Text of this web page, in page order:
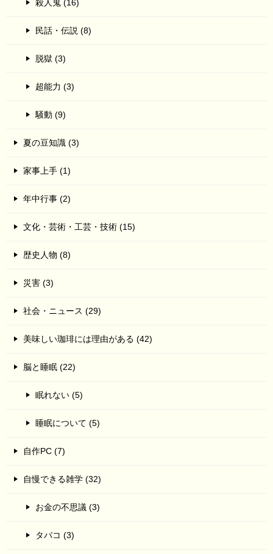
殺人鬼 (16)
民話・伝説 (8)
脱獄 (3)
超能力 (3)
騒動 (9)
夏の豆知識 (3)
家事上手 (1)
年中行事 (2)
文化・芸術・工芸・技術 (15)
歴史人物 (8)
災害 (3)
社会・ニュース (29)
美味しい珈琲には理由がある (42)
脳と睡眠 (22)
眠れない (5)
睡眠について (5)
自作PC (7)
自慢できる雑学 (32)
お金の不思議 (3)
タバコ (3)